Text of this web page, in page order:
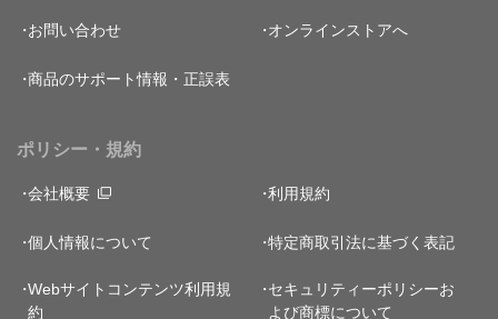
お問い合わせ オンラインストアへ
商品のサポート情報・正誤表
ポリシー・規約
会社概要 利用規約
個人情報について 特定商取引法に基づく表記
Webサイトコンテンツ利用規
約
セキュリティーポリシーお
よび商標について